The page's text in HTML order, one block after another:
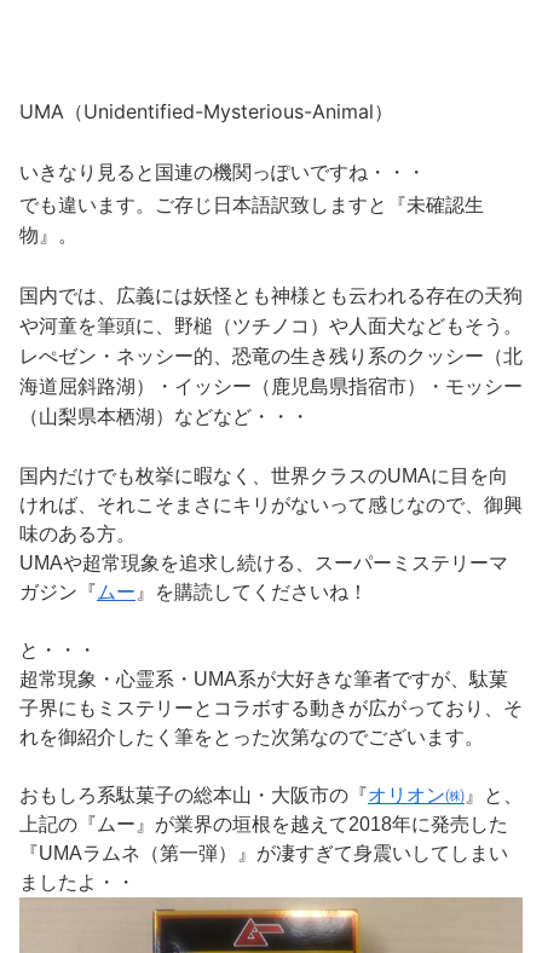
UMA（Unidentified-Mysterious-Animal）
いきなり見ると国連の機関っぽいですね・・・
でも違います。ご存じ日本語訳致しますと『未確認生
物』。
国内では、広義には妖怪とも神様とも云われる存在の天狗
や河童を筆頭に、野槌（ツチノコ）や人面犬などもそう。
レぺゼン・ネッシー的、恐竜の生き残り系のクッシー（北
海道屈斜路湖）・イッシー（鹿児島県指宿市）・モッシー
（山梨県本栖湖）などなど・・・
国内だけでも枚挙に暇なく、世界クラスのUMAに目を向
ければ、それこそまさにキリがないって感じなので、御興
味のある方。
UMAや超常現象を追求し続ける、スーパーミステリーマ
ガジン『 ムー 』を購読してくださいね！
と・・・
超常現象・心霊系・UMA系が大好きな筆者ですが、駄菓
子界にもミステリーとコラボする動きが広がっており、そ
れを御紹介したく筆をとった次第なのでございます。
おもしろ系駄菓子の総本山・大阪市の『オリオン㈱ 』と、
上記の『ムー』が業界の垣根を越えて2018年に発売した
『UMAラムネ（第一弾）』が凄すぎて身震いしてしまい
ましたよ・・